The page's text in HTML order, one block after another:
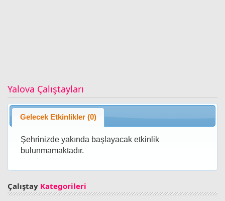
Yalova Çalıştayları
Gelecek Etkinlikler (0)
Şehrinizde yakında başlayacak etkinlik
bulunmamaktadır.
Çalıştay Kategorileri